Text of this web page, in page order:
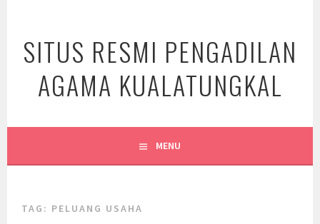
content
SITUS RESMI PENGADILAN
AGAMA KUALATUNGKAL
MENU
TAG: PELUANG USAHA